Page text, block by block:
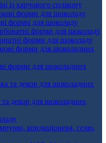
із харчового силікону
форми для шоколаду
форми для шоколаду
форми для шоколадних
декор для шоколадних
кондиціонера, гелю,